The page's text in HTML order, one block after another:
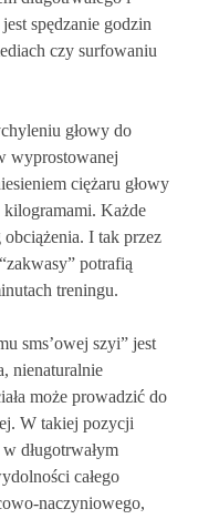
spędzanie godzin
czy surfowaniu
głowy do
wyprostowanej
ciężaru głowy
kilogramami. Każde
I tak przez
potrafią
treningu.
sms’owej szyi” jest
nienaturalnie
może prowadzić do
W takiej pozycji
długotrwałym
całego
naczyniowego,